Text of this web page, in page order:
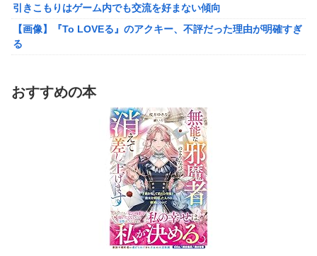
せんか？」
【悲報】俺、「株の損失」が凄すぎて死にたい・・・
専門家「日本車はダサい、見てて恥ずかしい」
ｽﾀｯﾌに制止されなかった」日本「部長が連絡後の店員行動を証言
（謎」イオン「再入館可能の事実ない」→
【悲報】若者「転勤とか無理」→企業、ついに制度を変え始める
病気でウィッグと知った途端、女性社員を無視＆最低の性的暴言
を吐く会社男たち！裏で告発した結果、部署解体＆異動で減給の
地獄を見ることにｗｗ←人として最低限の倫理観すら欠如してる
通学電車でイキリオタク3人組にイヤホン抜かれて「違法サイト
で見るな！」と絡まれた→「Netflixですが…？」と返したらキョ
ドって別車両へ逃走…20代にもなって群れてイキってくんな
【悲報】落語家、亡くなったタレントからいじめられた過去を告
引きこもりはゲーム内でも交流を好まない傾向
【画像】『To LOVEる』のアクキー、不評だった理由が明確すぎ
る
【動画】 奇跡の原石！！！女の子がイク姿を公開！乳首ピンピン
でマ●コ濡れ濡れの姿が凄い！
【悲報】デジタル化についていけない人たち、ガチで社会から取
オンワード、熊本地震を受け社内ルールを大幅変更
高市首相の被災地動画に批判…木原官房長官「BGMも情報発信の
日本の永住権、ガチで取得困難へ…外国人「もう日本は諦める」
【悲報】若者「転勤とか無理」→企業、ついに制度を変え始める
おすすめの本